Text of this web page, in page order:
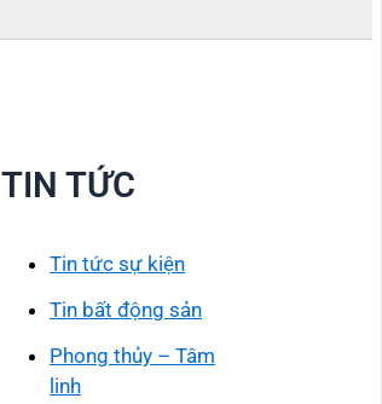
TIN TỨC
Tin tức sự kiện
Tin bất động sản
Phong thủy – Tâm
linh